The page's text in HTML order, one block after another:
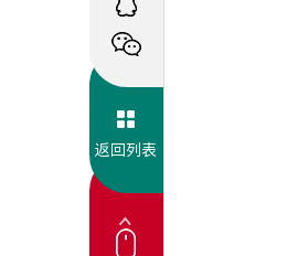
返回列表